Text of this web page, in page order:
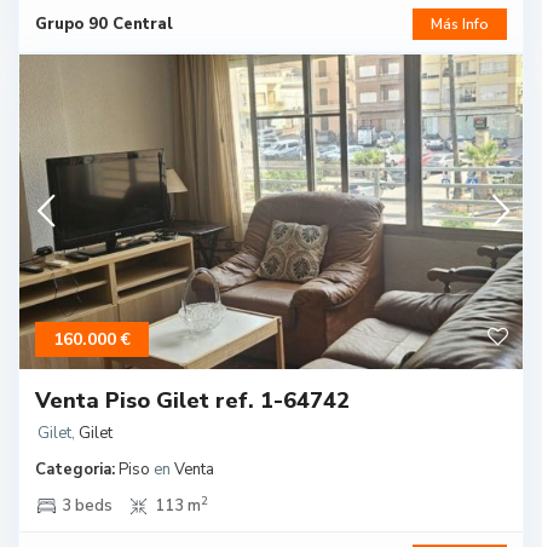
Grupo 90 Central Más Info
160.000 €
Venta Piso Gilet ref. 1-64742
Gilet, Gilet
Categoria:Piso en Venta
3 beds
113 m2